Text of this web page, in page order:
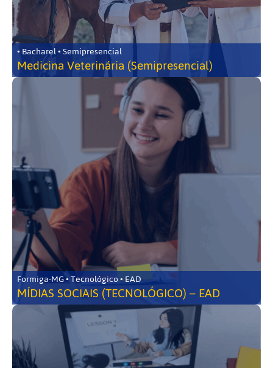
• Bacharel • Semipresencial
Medicina Veterinária (Semipresencial)
Formiga-MG • Tecnológico • EAD
MÍDIAS SOCIAIS (TECNOLÓGICO) – EAD